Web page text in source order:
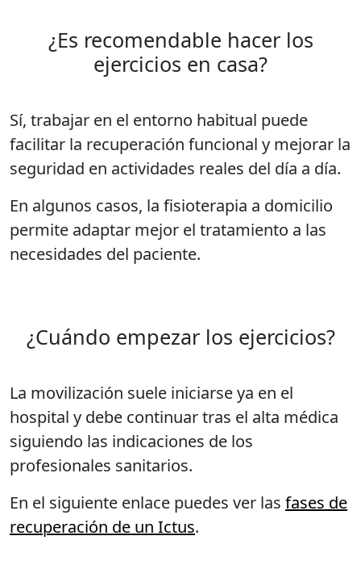
¿Es recomendable hacer los
ejercicios en casa?
Sí, trabajar en el entorno habitual puede
facilitar la recuperación funcional y mejorar la
seguridad en actividades reales del día a día.
En algunos casos, la fisioterapia a domicilio
permite adaptar mejor el tratamiento a las
necesidades del paciente.
¿Cuándo empezar los ejercicios?
La movilización suele iniciarse ya en el
hospital y debe continuar tras el alta médica
siguiendo las indicaciones de los
profesionales sanitarios.
En el siguiente enlace puedes ver las fases de
recuperación de un Ictus.